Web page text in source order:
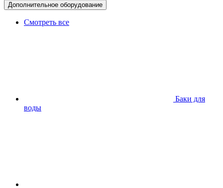
Дополнительное оборудование
Смотреть все
Баки для
воды